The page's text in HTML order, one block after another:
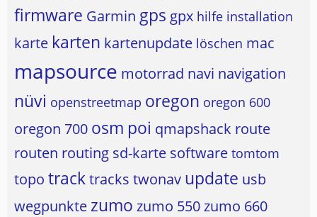
firmware Garmin gps gpx hilfe installation
karte karten kartenupdate löschen mac
mapsource motorrad navi navigation
nüvi openstreetmap oregon oregon 600
oregon 700 osm poi qmapshack route
routen routing sd-karte software tomtom
topo tracktracks twonav update usb
wegpunkte zumo zumo 550zumo 660